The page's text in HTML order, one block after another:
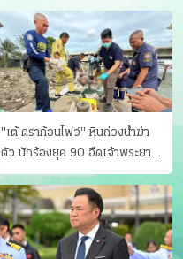
"เต้ ดราก้อนไฟว์" หินถ่วงน้ำฆ่า
ตัว นักร้องยุค 90 อืดเจ้าพระยา
แฟนหาตัววุ่น เครียดธุรกิจ!